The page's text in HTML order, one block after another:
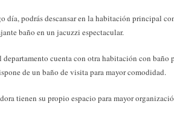
día, podrás descansar en la habitación principal
baño en un jacuzzi espectacular.
cuenta con otra habitación con baño
de un baño de visita para mayor comodidad.
tienen su propio espacio para mayor